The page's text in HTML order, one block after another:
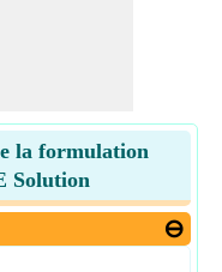
la formulation
Solution